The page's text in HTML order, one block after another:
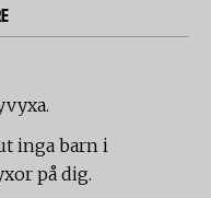
inga barn i
på dig.